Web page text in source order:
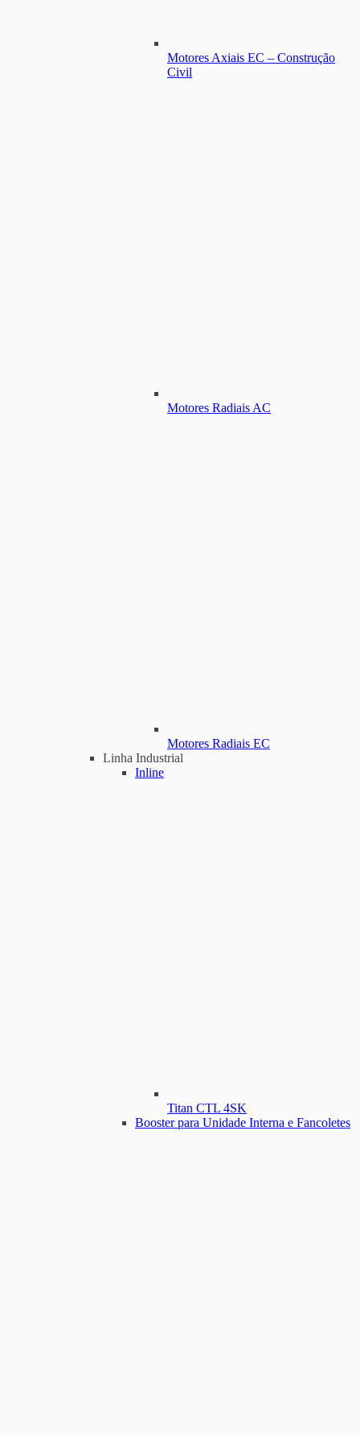
Motores Axiais EC – Construção
Civil
Motores Radiais AC
Motores Radiais EC
Linha Industrial
Inline
Titan CTL 4SK
Booster para Unidade Interna e Fancoletes